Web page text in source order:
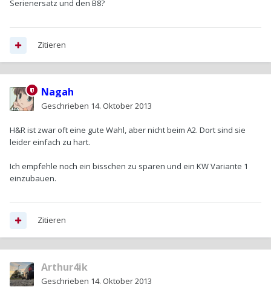
Serienersatz und den B8?
Zitieren
Nagah
Geschrieben 14. Oktober 2013
H&R ist zwar oft eine gute Wahl, aber nicht beim A2. Dort sind sie
leider einfach zu hart.
Ich empfehle noch ein bisschen zu sparen und ein KW Variante 1
einzubauen.
Zitieren
Arthur4ik
Geschrieben 14. Oktober 2013